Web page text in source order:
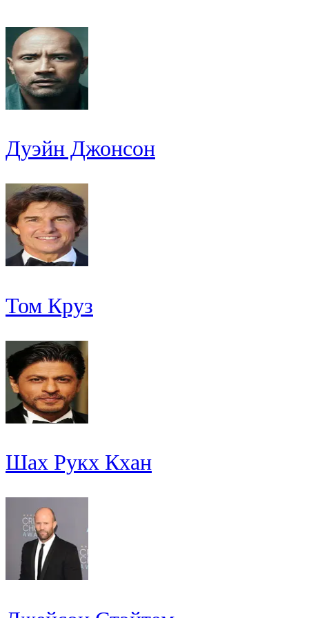
Дуэйн Джонсон
Том Круз
Шах Рукх Кхан